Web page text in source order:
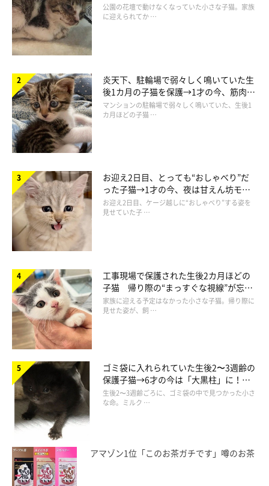
ラインナップは「チャハチワレ」「サビ」「ブチ」「エキゾチッ
クショートヘア」「ソマリ」「トンキニーズ」
の全6種（各200
円／税込）。
猫ちゃんは、羊毛フェルトのふわふわをイメージしたフロッキー
素材を使用しているのだとか。ちょこんとした可愛いサイズ感も
たまりませんね♪
と“姉妹”のような関係に
公園の花壇で動けなくなっていた小さな子猫。家族
に迎えられてか …
炎天下、駐輪場で弱々しく鳴いていた生
後1カ月の子猫を保護→1才の今、筋肉質
でツンデレなコに成長
マンションの駐輪場で弱々しく鳴いていた、生後1
カ月ほどの子猫 …
お迎え2日目、とっても“おしゃべり”だ
った子猫→1才の今、夜は甘えん坊モー
ドになるコに成長！
お迎え2日目、ケージ越しに“おしゃべり”する姿を
見せていた子 …
工事現場で保護された生後2カ月ほどの
子猫 帰り際の“まっすぐな視線”が忘れ
られず、家族の一員に
家族に迎える予定はなかった小さな子猫。帰り際に
見せた姿が、飼 …
ゴミ袋に入れられていた生後2〜3週齢の
保護子猫→6才の今は「大黒柱」に！
美しい黒猫に成長した姿にグッとくる
生後2〜3週齢ごろに、ゴミ袋の中で見つかった小さ
な命。ミルク …
アマゾン1位「このお茶ガチです」噂のお茶